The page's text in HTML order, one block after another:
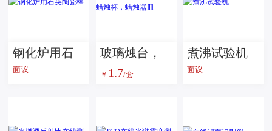
钢化炉用石
英陶瓷棒
面议
玻璃烛台，
蜡烛罐，蜡
￥ 1.7/套
煮沸试验机
面议